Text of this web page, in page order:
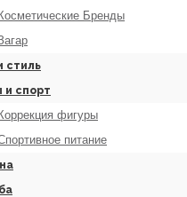
Косметические Бренды
стиль
спорт
Коррекция фигуры
питание